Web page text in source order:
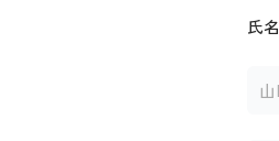
氏名